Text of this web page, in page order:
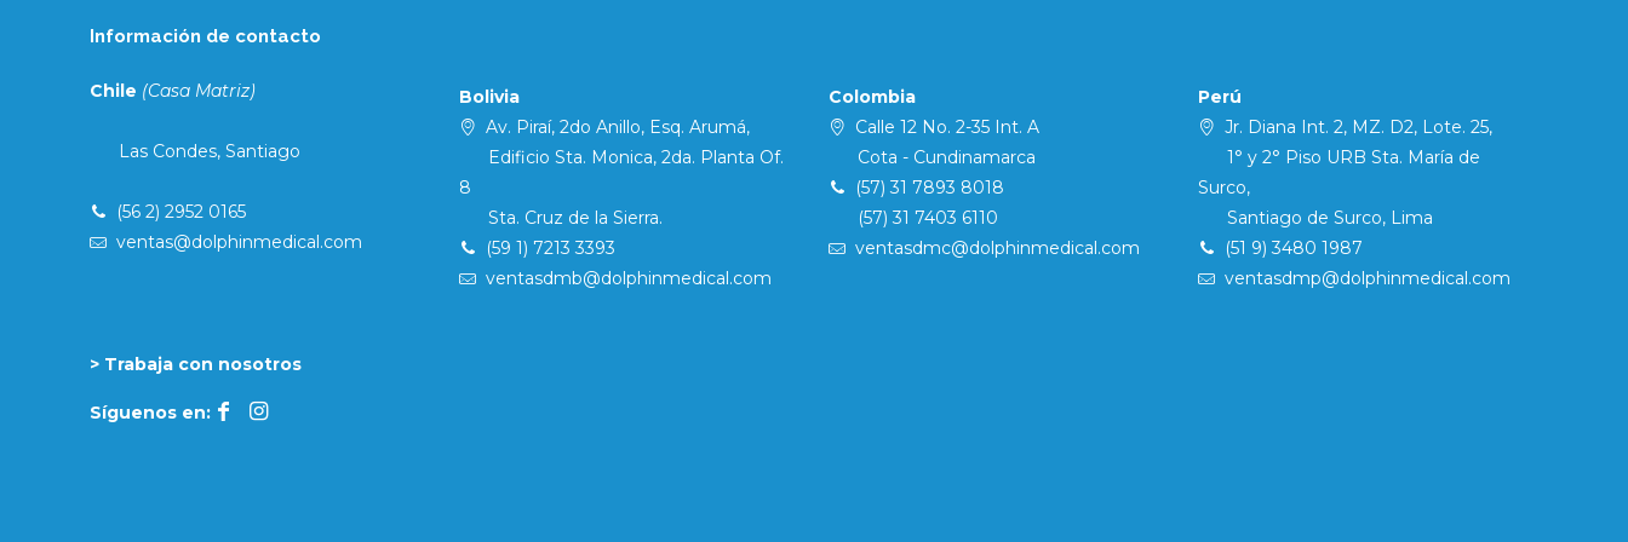
Información de contacto
Chile (Casa Matriz)
Las Condes, Santiago
(56 2) 2952 0165
ventas@dolphinmedical.com
> Trabaja con nosotros
Síguenos en:
Bolivia
Av. Piraí, 2do Anillo, Esq. Arumá,
Edificio Sta. Monica, 2da. Planta Of.
8
Sta. Cruz de la Sierra.
(59 1) 7213 3393
ventasdmb@dolphinmedical.com
Colombia
Calle 12 No. 2-35 Int. A
Cota - Cundinamarca
(57) 31 7893 8018
(57) 31 7403 6110
ventasdmc@dolphinmedical.com
Perú
Jr. Diana Int. 2, MZ. D2, Lote. 25,
1° y 2° Piso URB Sta. María de
Surco,
Santiago de Surco, Lima
(51 9) 3480 1987
ventasdmp@dolphinmedical.com